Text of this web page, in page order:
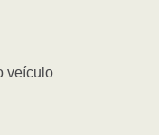
veículo